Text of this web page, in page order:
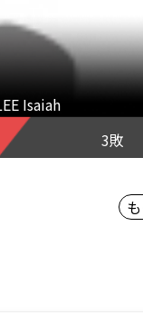
Isaiah
3敗